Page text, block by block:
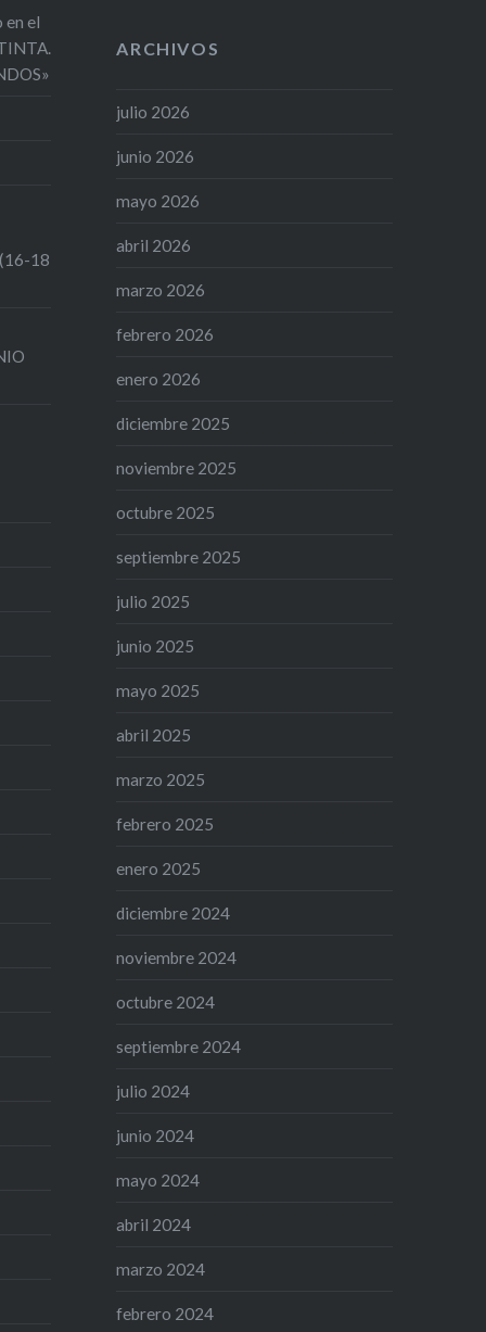
en el
18
ARCHIVOS
julio 2026
junio 2026
mayo 2026
abril 2026
marzo 2026
febrero 2026
enero 2026
diciembre 2025
noviembre 2025
octubre 2025
septiembre 2025
julio 2025
junio 2025
mayo 2025
abril 2025
marzo 2025
febrero 2025
enero 2025
diciembre 2024
noviembre 2024
octubre 2024
septiembre 2024
julio 2024
junio 2024
mayo 2024
abril 2024
marzo 2024
febrero 2024